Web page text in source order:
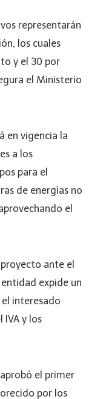
representarán
los cuales
y el 30 por
el Ministerio
en vigencia la
a los
para el
de energías no
el
ante el
expide un
interesado
IVA y los
el primer
por los